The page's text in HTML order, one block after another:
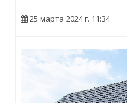
25 марта 2024 г. 11:34